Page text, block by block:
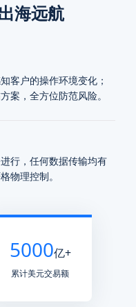
海远航
客户的操作环境变化；
案，全方位防范风险。
行，任何数据传输均有
物理控制。
5000亿+
累计美元交易额